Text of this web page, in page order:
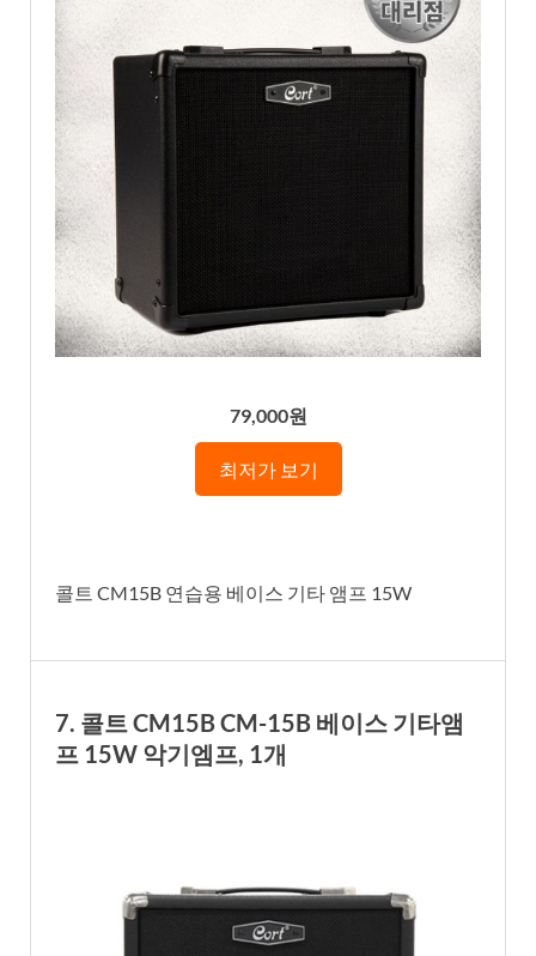
79,000원
최저가 보기
콜트 CM15B 연습용 베이스 기타 앰프 15W
7. 콜트 CM15B CM-15B 베이스 기타앰
프 15W 악기엠프, 1개